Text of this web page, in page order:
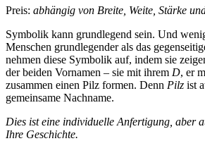
Preis: abhängig von Breite, Weite, Stärke
Symbolik kann grundlegend sein. Und
Menschen grundlegender als das
nehmen diese Symbolik auf, indem sie
der beiden Vornamen – sie mit ihrem D, er
zusammen einen Pilz formen. Denn Pilz ist
gemeinsame Nachname.
Dies ist eine individuelle Anfertigung, aber
Ihre Geschichte.